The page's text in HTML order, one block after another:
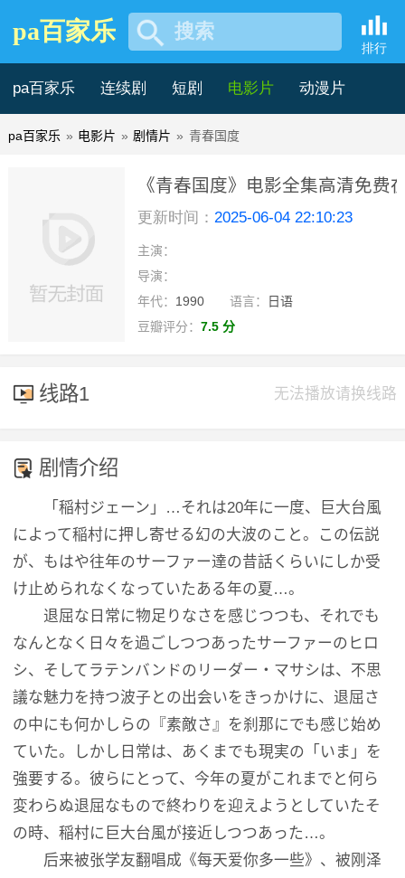
pa百家乐 搜索
排行
pa百家乐 连续剧 短剧 电影片 动漫片
记录片 综艺片
pa百家乐 » 电影片 » 剧情片 » 青春国度
《青春国度》电影全集高清免费
-pa百家乐
更新时间： 2025-06-04 22:10:23
主演：
导演：
年代： 1990 语言：
日语
豆瓣评分： 7.5 分
线路1 无法播放请换线路
剧情介绍
「稲村ジェーン」…それは20年に一度、巨大台風
によって稲村に押し寄せる幻の大波のこと。この伝説
が、もはや往年のサーファー達の昔話くらいにしか受
け止められなくなっていたある年の夏…。
退屈な日常に物足りなさを感じつつも、それでも
なんとなく日々を過ごしつつあったサーファーのヒロ
シ、そしてラテンバンドのリーダー・マサシは、不思
議な魅力を持つ波子との出会いをきっかけに、退屈さ
の中にも何かしらの『素敵さ』を刹那にでも感じ始め
ていた。しかし日常は、あくまでも現実の「いま」を
強要する。彼らにとって、今年の夏がこれまでと何ら
変わらぬ退屈なもので終わりを迎えようとしていたそ
の時、稲村に巨大台風が接近しつつあった…。
后来被张学友翻唱成《每天爱你多一些》、被刚泽